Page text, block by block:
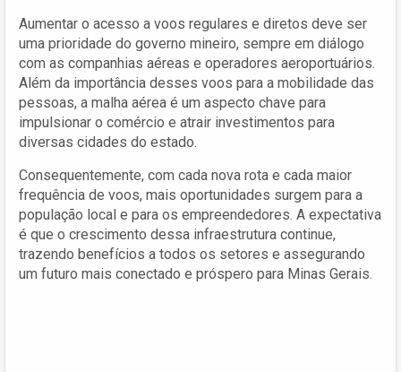
Aumentar o acesso a voos regulares e diretos deve ser
uma prioridade do governo mineiro, sempre em diálogo
com as companhias aéreas e operadores aeroportuários.
Além da importância desses voos para a mobilidade das
pessoas, a malha aérea é um aspecto chave para
impulsionar o comércio e atrair investimentos para
diversas cidades do estado.
Consequentemente, com cada nova rota e cada maior
frequência de voos, mais oportunidades surgem para a
população local e para os empreendedores. A expectativa
é que o crescimento dessa infraestrutura continue,
trazendo benefícios a todos os setores e assegurando
um futuro mais conectado e próspero para Minas Gerais.